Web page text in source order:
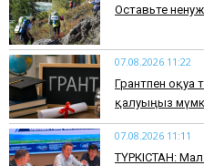
Оставьте
07.08.2026 11:22
Грантпен
қалуыңыз
07.08.2026 11:11
ТҮРКІСТАН: